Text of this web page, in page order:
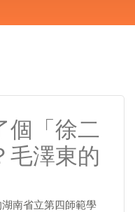
個「徐二
毛澤東的
南省立第四師範學